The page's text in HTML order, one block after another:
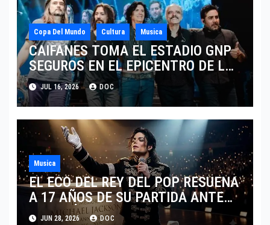
Copa Del Mundo Cultura Musica
CAIFANES TOMA EL ESTADIO GNP
SEGUROS EN EL EPICENTRO DE LA
IDENTIDAD MEXICANA
JUL 16, 2026 DOC
Musica
EL ECO DEL REY DEL POP RESUENA
A 17 AÑOS DE SU PARTIDA ANTE
EL FENÓMENO DE SU BIOPIC EN
JUN 28, 2026 DOC